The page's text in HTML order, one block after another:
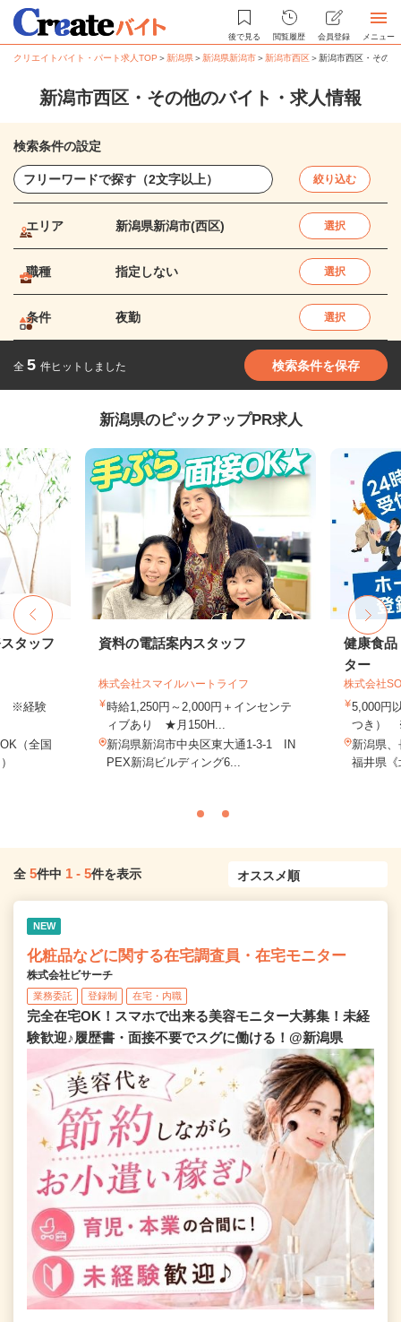
後で見る 閲覧履歴 会員登録 メニュー
クリエイトバイト・パート求人TOP ＞新潟県＞新潟県新潟市＞新潟市西区＞新潟市西区・その
新潟市西区・その他のバイト・求人情報
検索条件の設定
絞り込む
エリア 新潟県新潟市(西区) 選択
職種 指定しない 選択
条件 夜勤 選択
全 5 件ヒットしました 検索条件を保存
新潟県のピックアップPR求人
タッフ
※経験
（全国
資料の電話案内スタッフ
株式会社スマイルハートライフ
時給1,250円～2,000円＋インセンテ
ィブあり ★月150H...
新潟県新潟市中央区東大通1-3-1 IN
PEX新潟ビルディング6...
健康食品
ター
株式会社
5,000円
つき）
新潟県
福井県
全 5件中 1 - 5件を表示
NEW
化粧品などに関する在宅調査員・在宅モニター
株式会社ビサーチ
業務委託 登録制 在宅・内職
完全在宅OK！スマホで出来る美容モニター大募集！未経
験歓迎♪履歴書・面接不要でスグに働ける！@新潟県